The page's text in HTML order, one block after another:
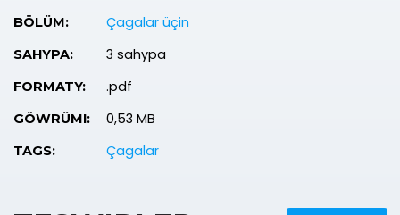
BÖLÜM:
Çagalar üçin
SAHYPA: 3 sahypa
FORMATY: .pdf
GÖWRÜMI: 0,53 MB
TAGS: Çagalar